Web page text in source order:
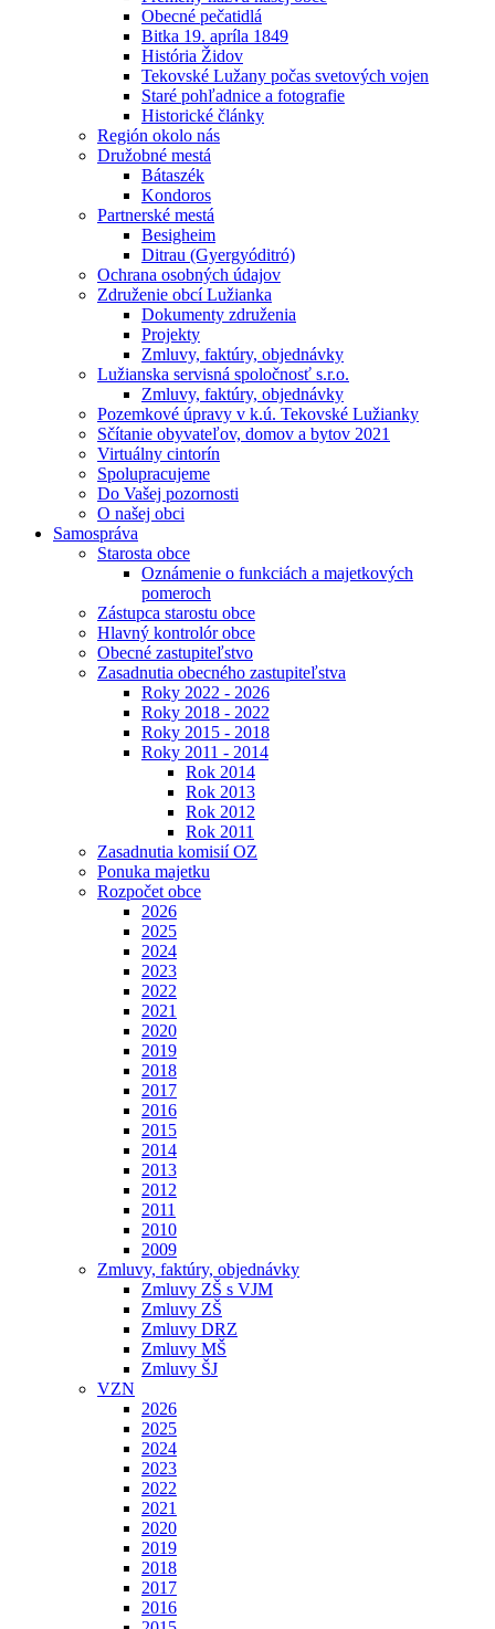
Obecné pečatidlá
Bitka 19. apríla 1849
História Židov
Tekovské Lužany počas svetových vojen
Staré pohľadnice a fotografie
Historické články
Región okolo nás
Družobné mestá
Bátaszék
Kondoros
Partnerské mestá
Besigheim
Ditrau (Gyergyóditró)
Ochrana osobných údajov
Združenie obcí Lužianka
Dokumenty združenia
Projekty
Zmluvy, faktúry, objednávky
Lužianska servisná spoločnosť s.r.o.
Zmluvy, faktúry, objednávky
Pozemkové úpravy v k.ú. Tekovské Lužianky
Sčítanie obyvateľov, domov a bytov 2021
Virtuálny cintorín
Spolupracujeme
Do Vašej pozornosti
O našej obci
Samospráva
Starosta obce
Oznámenie o funkciách a majetkových
pomeroch
Zástupca starostu obce
Hlavný kontrolór obce
Obecné zastupiteľstvo
Zasadnutia obecného zastupiteľstva
Roky 2022 - 2026
Roky 2018 - 2022
Roky 2015 - 2018
Roky 2011 - 2014
Rok 2014
Rok 2013
Rok 2012
Rok 2011
Zasadnutia komisií OZ
Ponuka majetku
Rozpočet obce
2026
2025
2024
2023
2022
2021
2020
2019
2018
2017
2016
2015
2014
2013
2012
2011
2010
2009
Zmluvy, faktúry, objednávky
Zmluvy ZŠ s VJM
Zmluvy ZŠ
Zmluvy DRZ
Zmluvy MŠ
Zmluvy ŠJ
VZN
2026
2025
2024
2023
2022
2021
2020
2019
2018
2017
2016